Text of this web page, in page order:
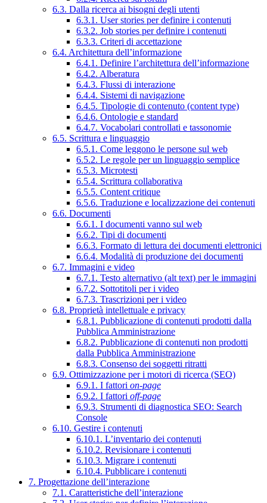
6.3. Dalla ricerca ai bisogni degli utenti
6.3.1. User stories per definire i contenuti
6.3.2. Job stories per definire i contenuti
6.3.3. Criteri di accettazione
6.4. Architettura dell’informazione
6.4.1. Definire l’architettura dell’informazione
6.4.2. Alberatura
6.4.3. Flussi di interazione
6.4.4. Sistemi di navigazione
6.4.5. Tipologie di contenuto (content type)
6.4.6. Ontologie e standard
6.4.7. Vocabolari controllati e tassonomie
6.5. Scrittura e linguaggio
6.5.1. Come leggono le persone sul web
6.5.2. Le regole per un linguaggio semplice
6.5.3. Microtesti
6.5.4. Scrittura collaborativa
6.5.5. Content critique
6.5.6. Traduzione e localizzazione dei contenuti
6.6. Documenti
6.6.1. I documenti vanno sul web
6.6.2. Tipi di documenti
6.6.3. Formato di lettura dei documenti elettronici
6.6.4. Modalità di produzione dei documenti
6.7. Immagini e video
6.7.1. Testo alternativo (alt text) per le immagini
6.7.2. Sottotitoli per i video
6.7.3. Trascrizioni per i video
6.8. Proprietà intellettuale e privacy
6.8.1. Pubblicazione di contenuti prodotti dalla
Pubblica Amministrazione
6.8.2. Pubblicazione di contenuti non prodotti
dalla Pubblica Amministrazione
6.8.3. Consenso dei soggetti ritratti
6.9. Ottimizzazione per i motori di ricerca (SEO)
6.9.1. I fattori on-page
6.9.2. I fattori off-page
6.9.3. Strumenti di diagnostica SEO: Search
Console
6.10. Gestire i contenuti
6.10.1. L’inventario dei contenuti
6.10.2. Revisionare i contenuti
6.10.3. Migrare i contenuti
6.10.4. Pubblicare i contenuti
7. Progettazione dell’interazione
7.1. Caratteristiche dell’interazione